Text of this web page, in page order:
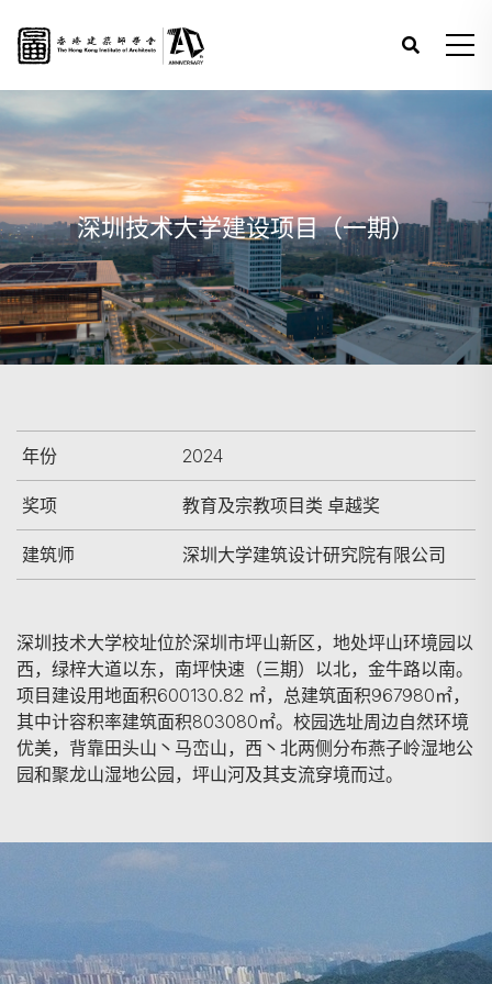
深圳技术大学建设项目（一期）
年份 2024
奖项 教育及宗教项目类 卓越奖
建筑师 深圳大学建筑设计研究院有限公司
深圳技术大学校址位於深圳市坪山新区，地处坪山环境园以
西，绿梓大道以东，南坪快速（三期）以北，金牛路以南。
项目建设用地面积600130.82 ㎡，总建筑面积967980㎡，
其中计容积率建筑面积803080㎡。校园选址周边自然环境
优美，背靠田头山丶马峦山，西丶北两侧分布燕子岭湿地公
园和聚龙山湿地公园，坪山河及其支流穿境而过。